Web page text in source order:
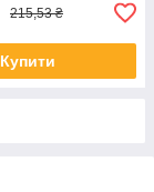
215,53 ₴
Купити